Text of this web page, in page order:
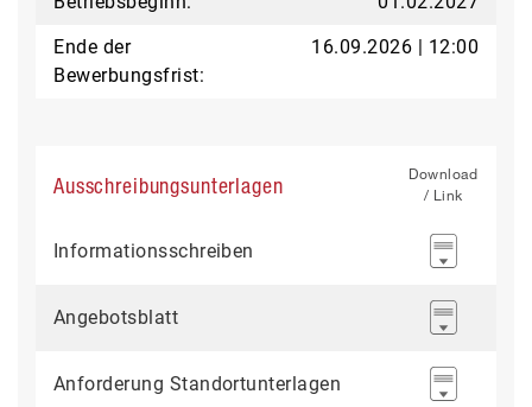
Ende der
Bewerbungsfrist:
16.09.2026 | 12:00
Ausschreibungsunterlagen
Download
/ Link
Informationsschreiben
Angebotsblatt
Anforderung Standortunterlagen